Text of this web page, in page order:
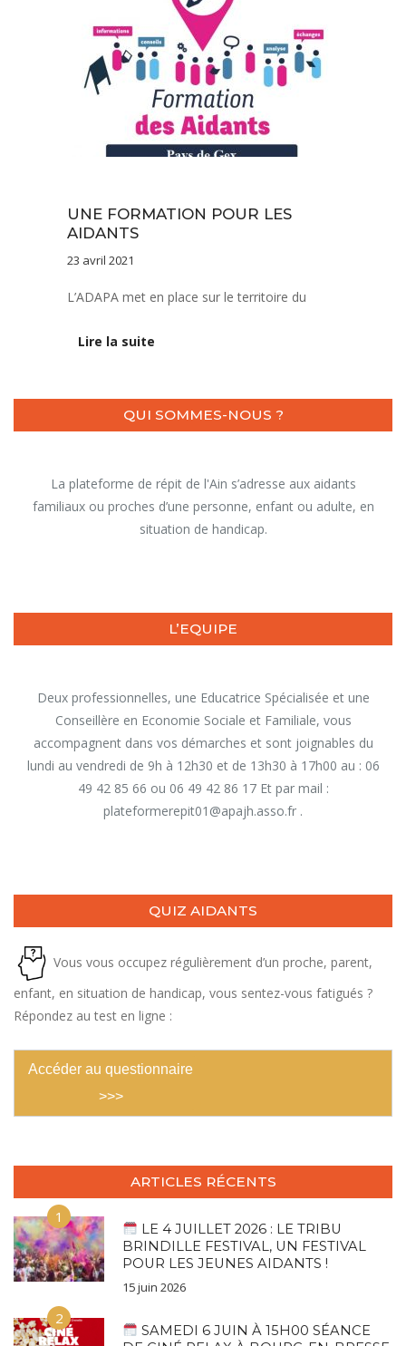
UNE FORMATION POUR LES
AIDANTS
23 avril 2021
L’ADAPA met en place sur le territoire du
Lire la suite
QUI SOMMES-NOUS ?
La plateforme de répit de l'Ain s’adresse aux aidants
familiaux ou proches d’une personne, enfant ou adulte, en
situation de handicap.
L’EQUIPE
Deux professionnelles, une Educatrice Spécialisée et une
Conseillère en Economie Sociale et Familiale, vous
accompagnent dans vos démarches et sont joignables du
lundi au vendredi de 9h à 12h30 et de 13h30 à 17h00 au : 06
49 42 85 66 ou 06 49 42 86 17 Et par mail :
plateformerepit01@apajh.asso.fr .
QUIZ AIDANTS
Vous vous occupez régulièrement d’un proche, parent,
enfant, en situation de handicap, vous sentez-vous fatigués ?
Répondez au test en ligne :
Accéder au questionnaire
>>>
ARTICLES RÉCENTS
1
LE 4 JUILLET 2026 : LE TRIBU
BRINDILLE FESTIVAL, UN FESTIVAL
POUR LES JEUNES AIDANTS !
15 juin 2026
2
SAMEDI 6 JUIN À 15H00 SÉANCE